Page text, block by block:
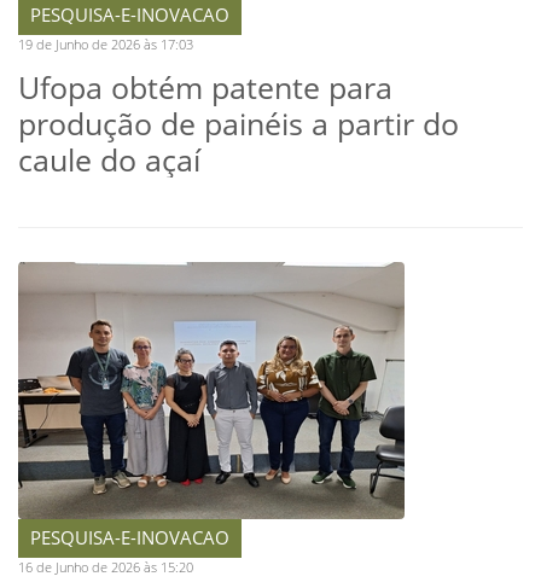
PESQUISA-E-INOVACAO
19 de Junho de 2026 às 17:03
Ufopa obtém patente para
produção de painéis a partir do
caule do açaí
PESQUISA-E-INOVACAO
16 de Junho de 2026 às 15:20